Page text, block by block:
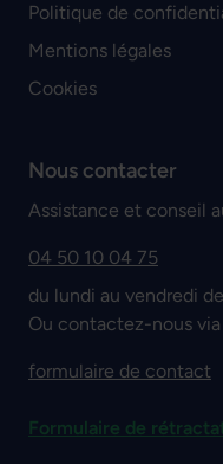
Politique de
Mentions légales
Cookies
Nous contacter
Assistance et conseil
04 50 10 04 75
du lundi au vendredi
Ou contactez-nous
formulaire de contact
Formulaire de